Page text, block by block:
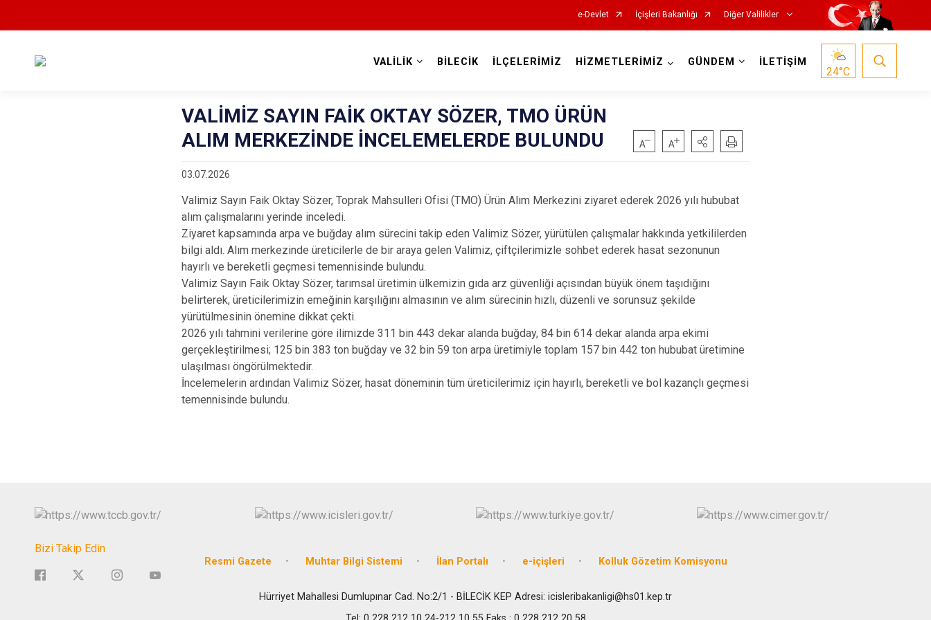
e-Devlet İçişleri Bakanlığı Diğer Valilikler
VALİLİK BİLECİK İLÇELERİMİZ HİZMETLERİMİZ GÜNDEM İLETİŞİM
24°C
VALİMİZ SAYIN FAİK OKTAY SÖZER, TMO ÜRÜN
ALIM MERKEZİNDE İNCELEMELERDE BULUNDU
03.07.2026
Valimiz Sayın Faik Oktay Sözer, Toprak Mahsulleri Ofisi (TMO) Ürün Alım Merkezini ziyaret ederek 2026 yılı hububat
alım çalışmalarını yerinde inceledi.
Ziyaret kapsamında arpa ve buğday alım sürecini takip eden Valimiz Sözer, yürütülen çalışmalar hakkında yetkililerden
bilgi aldı. Alım merkezinde üreticilerle de bir araya gelen Valimiz, çiftçilerimizle sohbet ederek hasat sezonunun
hayırlı ve bereketli geçmesi temennisinde bulundu.
Valimiz Sayın Faik Oktay Sözer, tarımsal üretimin ülkemizin gıda arz güvenliği açısından büyük önem taşıdığını
belirterek, üreticilerimizin emeğinin karşılığını almasının ve alım sürecinin hızlı, düzenli ve sorunsuz şekilde
yürütülmesinin önemine dikkat çekti.
2026 yılı tahmini verilerine göre ilimizde 311 bin 443 dekar alanda buğday, 84 bin 614 dekar alanda arpa ekimi
gerçekleştirilmesi; 125 bin 383 ton buğday ve 32 bin 59 ton arpa üretimiyle toplam 157 bin 442 ton hububat üretimine
ulaşılması öngörülmektedir.
İncelemelerin ardından Valimiz Sözer, hasat döneminin tüm üreticilerimiz için hayırlı, bereketli ve bol kazançlı geçmesi
temennisinde bulundu.
Bizi Takip Edin
Resmi Gazete Muhtar Bilgi Sistemi İlan Portalı e-içişleri Kolluk Gözetim Komisyonu
Hürriyet Mahallesi Dumlupınar Cad. No:2/1 - BİLECİK KEP Adresi: icisleribakanligi@hs01.kep.tr